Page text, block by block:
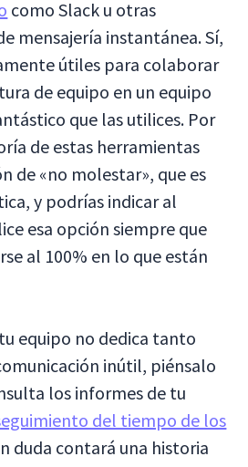
como Slack u otras
mensajería instantánea. Sí,
útiles para colaborar
de equipo en un equipo
que las utilices. Por
de estas herramientas
de «no molestar», que es
y podrías indicar al
esa opción siempre que
al 100% en lo que están
equipo no dedica tanto
inútil, piénsalo
los informes de tu
del tiempo de los
duda contará una historia